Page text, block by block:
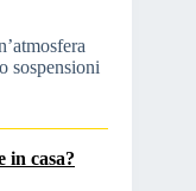
sospensioni
in casa?